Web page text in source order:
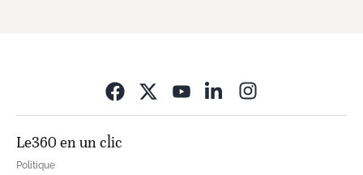
Le360 en un clic
Politique